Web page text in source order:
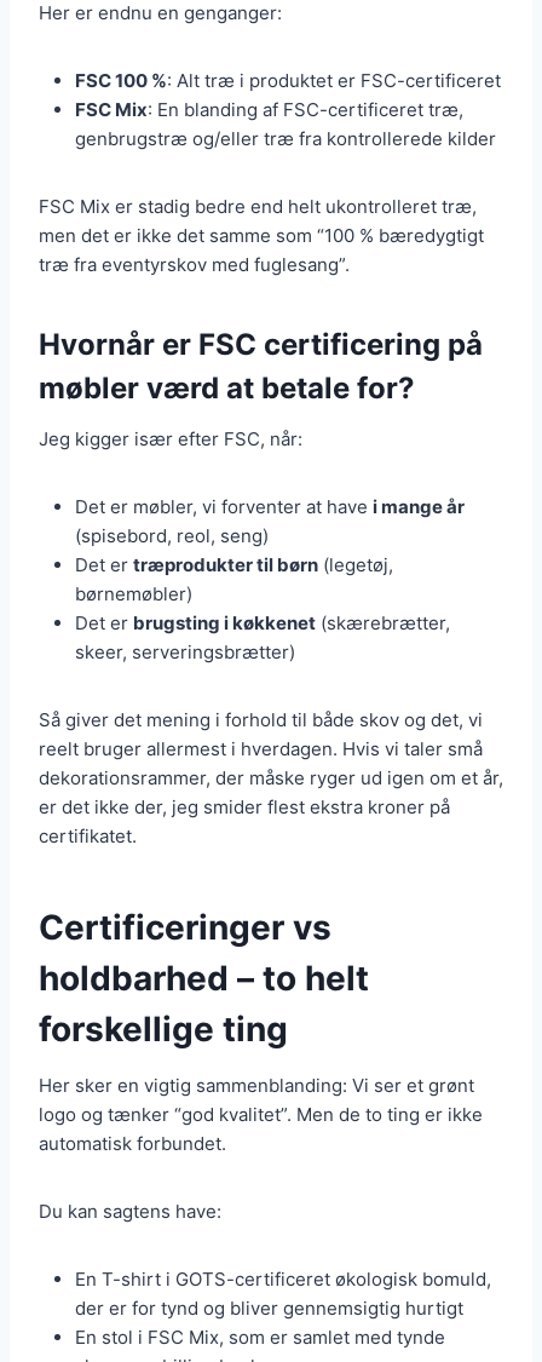
Her er endnu en genganger:
FSC 100 %: Alt træ i produktet er FSC-certificeret
FSC Mix: En blanding af FSC-certificeret træ,
genbrugstræ og/eller træ fra kontrollerede kilder
FSC Mix er stadig bedre end helt ukontrolleret træ,
men det er ikke det samme som “100 % bæredygtigt
træ fra eventyrskov med fuglesang”.
Hvornår er FSC certificering på
møbler værd at betale for?
Jeg kigger især efter FSC, når:
Det er møbler, vi forventer at have i mange år
(spisebord, reol, seng)
Det er træprodukter til børn (legetøj,
børnemøbler)
Det er brugsting i køkkenet (skærebrætter,
skeer, serveringsbrætter)
Så giver det mening i forhold til både skov og det, vi
reelt bruger allermest i hverdagen. Hvis vi taler små
dekorationsrammer, der måske ryger ud igen om et år,
er det ikke der, jeg smider flest ekstra kroner på
certifikatet.
Certificeringer vs
holdbarhed – to helt
forskellige ting
Her sker en vigtig sammenblanding: Vi ser et grønt
logo og tænker “god kvalitet”. Men de to ting er ikke
automatisk forbundet.
Du kan sagtens have:
En T-shirt i GOTS-certificeret økologisk bomuld,
der er for tynd og bliver gennemsigtig hurtigt
En stol i FSC Mix, som er samlet med tynde